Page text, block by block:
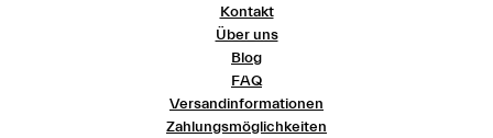
Kontakt
Über uns
Blog
FAQ
Versandinformationen
Zahlungsmöglichkeiten